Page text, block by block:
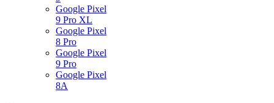
Google Pixel
9 Pro XL
Google Pixel
8 Pro
Google Pixel
9 Pro
Google Pixel
8A